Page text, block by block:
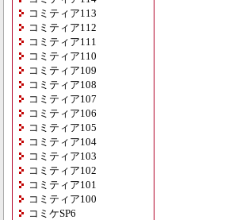
コミティア113
コミティア112
コミティア111
コミティア110
コミティア109
コミティア108
コミティア107
コミティア106
コミティア105
コミティア104
コミティア103
コミティア102
コミティア101
コミティア100
コミケSP6